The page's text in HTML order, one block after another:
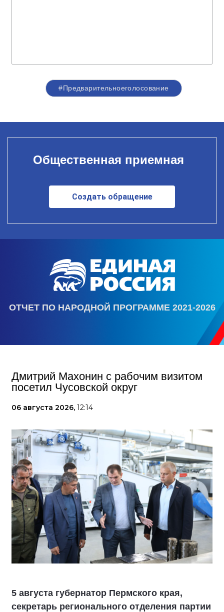
#Предварительноеголосование
Общественная приемная
Создать обращение
ОТЧЕТ ПО НАРОДНОЙ ПРОГРАММЕ 2021-2026
Дмитрий Махонин с рабочим визитом
посетил Чусовской округ
06 августа 2026, 12:14
5 августа губернатор Пермского края,
секретарь регионального отделения партии